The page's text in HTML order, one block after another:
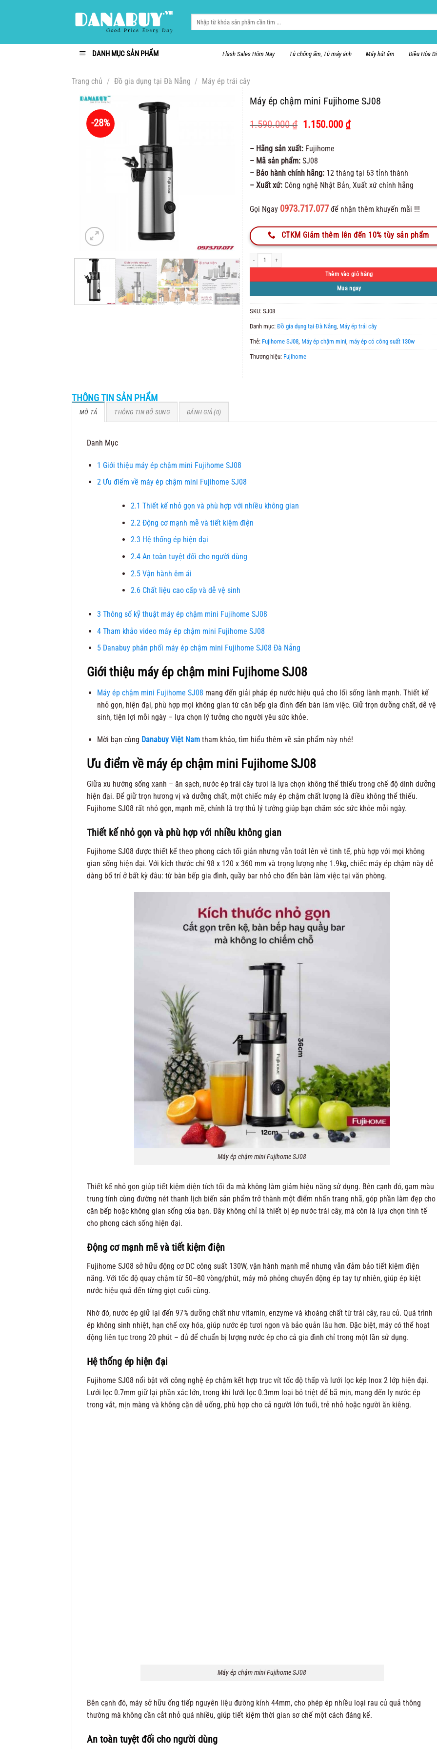
dung
DANH MỤC SẢN PHẨM Flash Sales Hôm Nay Tủ chống ẩm, Tủ máy ảnh Máy hút ẩm Điều Hòa
Trang chủ / Đồ gia dụng tại Đà Nẵng / Máy ép trái cây
-28%
Máy ép chậm mini Fujihome SJ08
1.590.000₫ Giá
là:
1.590.000 ₫.
1.150.000 ₫Giá
– Hãng sản xuất: Fujihome
– Mã sản phẩm: SJ08
– Bảo hành chính hãng: 12 tháng tại 63 tỉnh thành
– Xuất xứ: Công nghệ Nhật Bản, Xuất xứ chính hãng
Gọi Ngay 0973.717.077 để nhận thêm khuyến mãi !!!
CTKM Giảm thêm lên đến 10% tùy sản phẩm
Máy ép chậm mini Fujihome SJ08 số lượng
Thêm vào giỏ hàng
Mua ngay
SKU: SJ08
Danh mục: Đồ gia dụng tại Đà Nẵng Máy ép trái cây
Thẻ: Fujihome SJ08 Máy ép chậm mini máy ép có công suất 130w
Thương hiệu: Fujihome
THÔNG TIN SẢN PHẨM
MÔ TẢ THÔNG TIN BỔ SUNG ĐÁNH GIÁ (0)
Danh Mục
1 Giới thiệu máy ép chậm mini Fujihome SJ08
2Ưu điểm về máy ép chậm mini Fujihome SJ08
2.1 Thiết kế nhỏ gọn và phù hợp với nhiều không gian
2.2 Động cơ mạnh mẽ và tiết kiệm điện
2.3 Hệ thống ép hiện đại
2.4An toàn tuyệt đối cho người dùng
2.5Vận hành êm ái
2.6 Chất liệu cao cấp và dễ vệ sinh
3 Thông số kỹ thuật máy ép chậm mini Fujihome SJ08
4Tham khảo video máy ép chậm mini Fujihome SJ08
5Danabuy phân phối máy ép chậm mini Fujihome SJ08 Đà Nẵng
Giới thiệu máy ép chậm mini Fujihome SJ08
Máy ép chậm mini Fujihome SJ08 mang đến giải pháp ép nước hiệu quả cho lối sống lành mạnh. Thiết kế
nhỏ gọn, hiện đại, phù hợp mọi không gian từ căn bếp gia đình đến bàn làm việc. Giữ trọn dưỡng chất, dễ vệ
sinh, tiện lợi mỗi ngày – lựa chọn lý tưởng cho người yêu sức khỏe.
Mời bạn cùng Danabuy Việt Namtham khảo, tìm hiểu thêm về sản phẩm này nhé!
Ưu điểm về máy ép chậm mini Fujihome SJ08
Giữa xu hướng sống xanh – ăn sạch, nước ép trái cây tươi là lựa chọn không thể thiếu trong chế độ dinh dưỡng
hiện đại. Để giữ trọn hương vị và dưỡng chất, một chiếc máy ép chậm chất lượng là điều không thể thiếu.
Fujihome SJ08 rất nhỏ gọn, mạnh mẽ, chính là trợ thủ lý tưởng giúp bạn chăm sóc sức khỏe mỗi ngày.
Thiết kế nhỏ gọn và phù hợp với nhiều không gian
Fujihome SJ08 được thiết kế theo phong cách tối giản nhưng vẫn toát lên vẻ tinh tế, phù hợp với mọi không
gian sống hiện đại. Với kích thước chỉ 98 x 120 x 360 mm và trọng lượng nhẹ 1.9kg, chiếc máy ép chậm này dễ
dàng bố trí ở bất kỳ đâu: từ bàn bếp gia đình, quầy bar nhỏ cho đến bàn làm việc tại văn phòng.
Máy ép chậm mini Fujihome SJ08
Thiết kế nhỏ gọn giúp tiết kiệm diện tích tối đa mà không làm giảm hiệu năng sử dụng. Bên cạnh đó, gam màu
trung tính cùng đường nét thanh lịch biến sản phẩm trở thành một điểm nhấn trang nhã, góp phần làm đẹp cho
căn bếp hoặc không gian sống của bạn. Đây không chỉ là thiết bị ép nước trái cây, mà còn là lựa chọn tinh tế
cho phong cách sống hiện đại.
Động cơ mạnh mẽ và tiết kiệm điện
Fujihome SJ08 sở hữu động cơ DC công suất 130W, vận hành mạnh mẽ nhưng vẫn đảm bảo tiết kiệm điện
năng. Với tốc độ quay chậm từ 50–80 vòng/phút, máy mô phỏng chuyển động ép tay tự nhiên, giúp ép kiệt
nước hiệu quả đến từng giọt cuối cùng.
Nhờ đó, nước ép giữ lại đến 97% dưỡng chất như vitamin, enzyme và khoáng chất từ trái cây, rau củ. Quá trình
ép không sinh nhiệt, hạn chế oxy hóa, giúp nước ép tươi ngon và bảo quản lâu hơn. Đặc biệt, máy có thể hoạt
động liên tục trong 20 phút – đủ để chuẩn bị lượng nước ép cho cả gia đình chỉ trong một lần sử dụng.
Hệ thống ép hiện đại
Fujihome SJ08 nổi bật với công nghệ ép chậm kết hợp trục vít tốc độ thấp và lưới lọc kép Inox 2 lớp hiện đại.
Lưới lọc 0.7mm giữ lại phần xác lớn, trong khi lưới lọc 0.3mm loại bỏ triệt để bã mịn, mang đến ly nước ép
trong vắt, mịn màng và không cặn dễ uống, phù hợp cho cả người lớn tuổi, trẻ nhỏ hoặc người ăn kiêng.
Máy ép chậm mini Fujihome SJ08
Bên cạnh đó, máy sở hữu ống tiếp nguyên liệu đường kính 44mm, cho phép ép nhiều loại rau củ quả thông
thường mà không cần cắt nhỏ quá nhiều, giúp tiết kiệm thời gian sơ chế một cách đáng kể.
An toàn tuyệt đối cho người dùng